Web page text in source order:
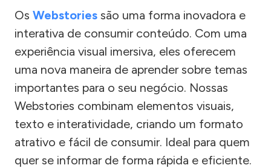
Os Webstories são uma forma inovadora e
interativa de consumir conteúdo. Com uma
experiência visual imersiva, eles oferecem
uma nova maneira de aprender sobre temas
importantes para o seu negócio. Nossas
Webstories combinam elementos visuais,
texto e interatividade, criando um formato
atrativo e fácil de consumir. Ideal para quem
quer se informar de forma rápida e eficiente.